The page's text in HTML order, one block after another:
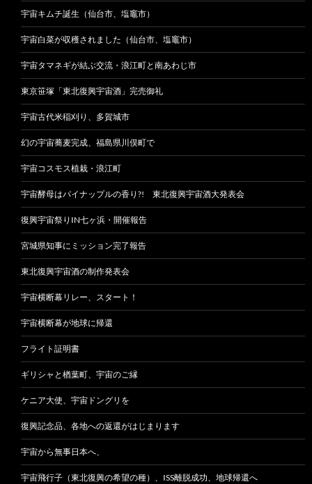
宇宙キムチ誕生（仙台市、塩竈市）
宇宙白菜が収穫されました（仙台市、塩竈市）
宇宙タマネギが結ぶ交流・浪江町と南あわじ市
東京笹塚「東北復興宇宙酒」完売御礼
宇宙古代米稲刈り、多賀城市
幻の宇宙蕎麦完成、福島県川俣町で
宇宙コスモス植栽・浪江町
宇宙酵母はパイナップルの香り?! 東北復興宇宙酒大発表会
復興宇宙祭りIN七ヶ浜・開催報告
宮城県知事にミッション完了報告
東北復興宇宙酒の制作発表会
宇宙横断幕リレー、スタート！
宇宙横断幕が地球に帰還
フライト証明書
ギリシャと楢葉町、宇宙のご縁
ケニア大使、宇宙ドングリを
復興記念品、各地への返還がはじまります
宇宙から無事日本へ、
宇宙飛行子（東北復興の希望の種）、ISS離脱成功、地球帰還へ